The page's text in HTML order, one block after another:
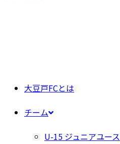
大豆戸FCとは
チーム
U-15 ジュニアユース